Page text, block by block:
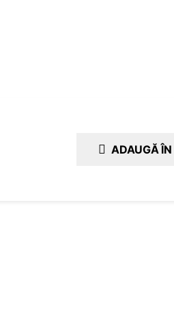
ADAUGĂ ÎN